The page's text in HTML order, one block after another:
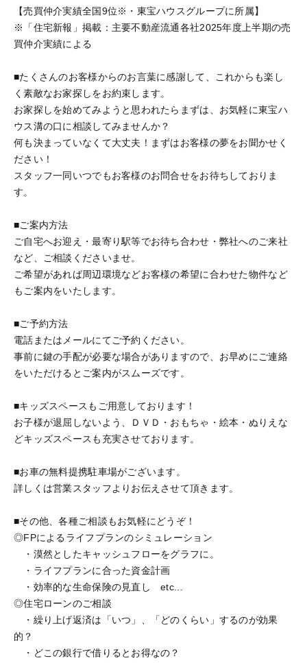
【売買仲介実績全国9位※・東宝ハウスグループに所属】
※「住宅新報」掲載：主要不動産流通各社2025年度上半期の売
買仲介実績による
■たくさんのお客様からのお言葉に感謝して、これからも楽し
く素敵なお家探しをお約束します。
お家探しを始めてみようと思われたらまずは、お気軽に東宝ハ
ウス溝の口に相談してみませんか？
何も決まっていなくて大丈夫！まずはお客様の夢をお聞かせく
ださい！
スタッフ一同いつでもお客様のお問合せをお待ちしておりま
す。
■ご案内方法
ご自宅へお迎え・最寄り駅等でお待ち合わせ・弊社へのご来社
など、ご相談くださいませ。
ご希望があれば周辺環境などお客様の希望に合わせた物件など
もご案内をいたします。
■ご予約方法
電話またはメールにてご予約ください。
事前に鍵の手配が必要な場合がありますので、お早めにご連絡
をいただけるとご案内がスムーズです。
■キッズスペースもご用意しております！
お子様が退屈しないよう、ＤＶＤ・おもちゃ・絵本・ぬりえな
どキッズスペースも充実させております。
■お車の無料提携駐車場がございます。
詳しくは営業スタッフよりお伝えさせて頂きます。
■その他、各種ご相談もお気軽にどうぞ！
◎FPによるライフプランのシミュレーション
・漠然としたキャッシュフローをグラフに。
・ライフプランに合った資金計画
・効率的な生命保険の見直し etc...
◎住宅ローンのご相談
・繰り上げ返済は「いつ」、「どのくらい」するのが効果
的？
・どこの銀行で借りるとお得なの？